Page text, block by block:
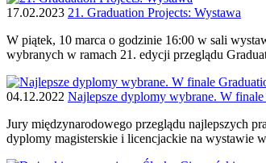
17.02.2023 21. Graduation Projects: Wystawa
W piątek, 10 marca o godzinie 16:00 w sali
wybranych w ramach 21. edycji przeglądu
04.12.2022 Najlepsze dyplomy wybrane. W
Jury międzynarodowego przeglądu najlepszych
dyplomy magisterskie i licencjackie na wystawie